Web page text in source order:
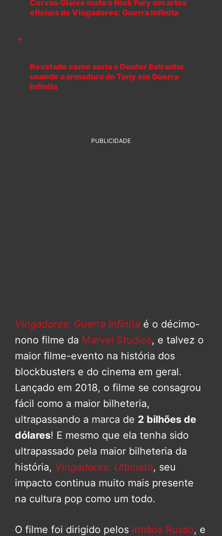
Corvus Glaive mata o Nick Fury em artes
oficiais de Vingadores: Guerra Infinita
Revelado como seria o Doutor Estranho
usando a armadura do Tony em Guerra
Infinita
PUBLICIDADE
Vingadores: Guerra Infinita é o décimo-
nono filme da Marvel Studios, e talvez o
maior filme-evento na história dos
blockbusters e do cinema em geral.
Lançado em 2018, o filme se consagrou
fácil como a maior bilheteria,
ultrapassando a marca de 2 bilhões de
dólares! E mesmo que ela tenha sido
ultrapassado pela maior bilheteria da
história, Vingadores: Ultimato, seu
impacto continua muito mais presente
na cultura pop como um todo.
O filme foi dirigido pelos Irmãos Russo, e